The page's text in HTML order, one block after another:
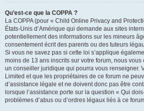
Qu’est-ce que la COPPA ?
La COPPA (pour « Child Online Privacy and
États-Unis d’Amérique qui demande aux sites
potentiellement des informations sur les mineurs
consentement écrit des parents ou des tuteurs
Si vous ne savez pas si cette loi s’applique
moins de 13 ans inscrits sur votre forum, nous
un conseiller juridique qui pourra vous renseigner.
Limited et que les propriétaires de ce forum ne
d’assistance légale et ne doivent donc pas être
lorsque l’assistance porte sur la question « Qui
problèmes d’abus ou d’ordres légaux liés à ce